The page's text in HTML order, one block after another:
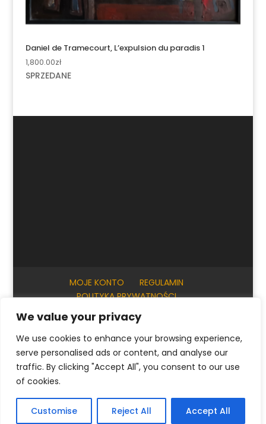
We value your privacy
We use cookies to enhance your browsing experience,
serve personalised ads or content, and analyse our
traffic. By clicking "Accept All", you consent to our use
of cookies.
Customise Reject All Accept All
Daniel de Tramecourt, L’expulsion du paradis 1
1,800.00zł
SPRZEDANE
MOJE KONTO
REGULAMIN
POLITYKA PRYWATNOŚCI
INFORMACJE PRAKTYCZNE
© ArtKrak Auction House 2023
Français
( Francuski